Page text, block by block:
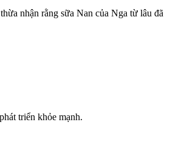
nhận rằng sữa Nan của Nga từ lâu đã
triển khỏe mạnh.